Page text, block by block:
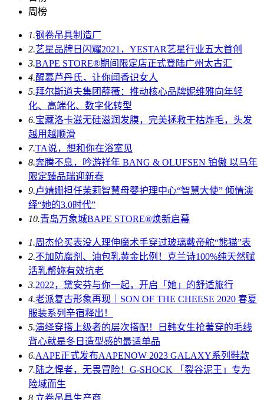
周榜
1.钢卷吊具制造厂
2.艺星品牌日闪耀2021，YESTAR艺星行业五大首创
3.BAPE STORE®期间限定店正式登陆广州太古汇
4.醒慕芦丹氏，让你闻香识女人
5.拜尔斯道夫集团薛薇：推动核心品牌妮维雅向年轻
化、高端化、数字化转型
6.宝藏洛卡滋无硅滋润发膜，完美拯救干枯炸毛，头发
越用越顺滑
7.TA说，想和你在浴室见
8.奔腾不息，吟游祥年 BANG & OLUFSEN 铂傲 以马年
限定臻品瑞迎新春
9.卢靖姗担任茉莉智慧母婴护理中心“智慧大使” 倾情演
绎“她的3.0时代”
10.青岛万象城BAPE STORE®焕新启幕
1.周杰伦买表没人理伸魔术手穿过玻璃戴帝舵“熊猫”表
2.不加防腐剂、油包乳黄金比例！克兰诗100%纯天然赋
活乳帮妳有效抗老
3.2022，黛安芬与你一起，开启「她」的舒适旅行
4.老派复古形象再现｜SON OF THE CHEESE 2020 春夏
服装系列辛宿释出！
5.演绎穿搭上级者的层次搭配！日韩女生抢著穿的毛线
背心就是冬日造型感的最适单品
6.AAPE正式发布AAPENOW 2023 GALAXY系列鞋款
7.陆之悍者，无畏冒险！G-SHOCK 「裂谷泥王」专为
险域而生